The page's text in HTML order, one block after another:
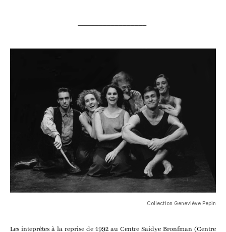
_________________
Col­lec­tion Gene­viève Pepin
Les inte­prètes à la reprise de 1992 au Centre Sai­dye Bronf­man (Centre